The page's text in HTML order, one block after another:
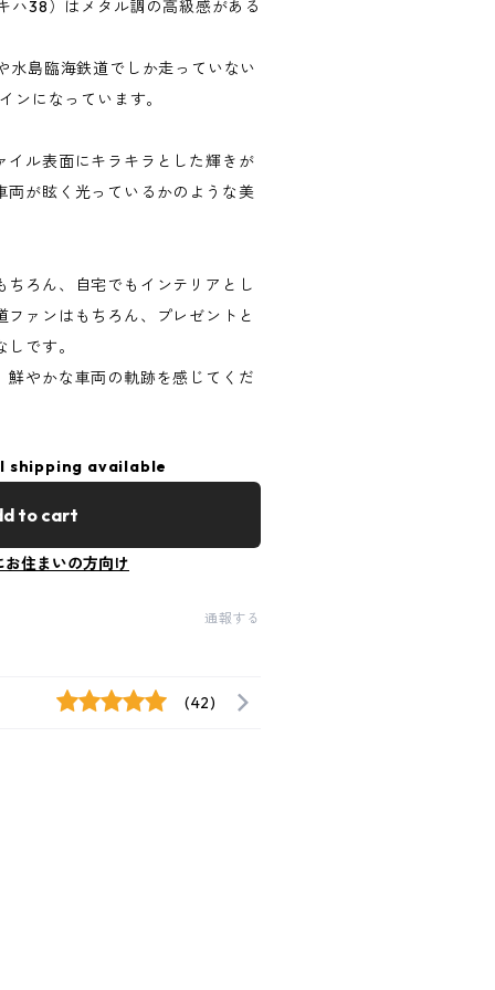
ハ38）はメタル調の高級感がある
水島臨海鉄道でしか走っていない
ンになっています。
イル表面にキラキラとした輝きが
両が眩く光っているかのような美
ちろん、自宅でもインテリアとし
ファンはもちろん、プレゼントと
です。
鮮やかな車両の軌跡を感じてくだ
shipping available
to cart
お住まいの方向け
通報する
(42)